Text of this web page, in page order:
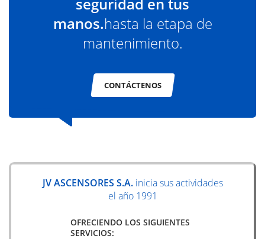
manos.hasta la etapa de
mantenimiento.
CONTÁCTENOS
JV ASCENSORES S.A. inicia sus actividades
el año 1991
OFRECIENDO LOS SIGUIENTES
SERVICIOS: